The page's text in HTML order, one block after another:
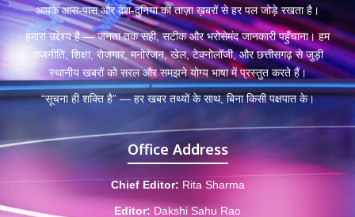
आपके आस-पास और देश-दुनिया की ताज़ा ख़बरों से हर पल जोड़े रखता है।
हमारा उद्देश्य है — जनता तक सही, सटीक और भरोसेमंद जानकारी पहुँचाना। हम
राजनीति, शिक्षा, रोजगार, मनोरंजन, खेल, टेक्नोलॉजी, और छत्तीसगढ़ से जुड़ी
स्थानीय खबरों को सरल और समझने योग्य भाषा में प्रस्तुत करते हैं।
“सूचना ही शक्ति है” — हर खबर तथ्यों के साथ, बिना किसी पक्षपात के।
Office Address
Chief Editor: Rita Sharma
Editor: Dakshi Sahu Rao